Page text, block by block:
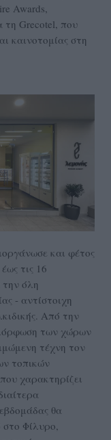
Awards,
τη Grecotel, που
καινοτομίας στη
και φέτος
τις 16
όλη
- αντίστοιχη
Από την
των χώρων
τέχνη τον
τοπικών
χαρακτηρίζει
θα
Φίλυρο,